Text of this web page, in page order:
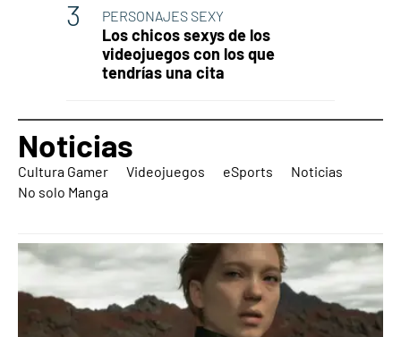
PERSONAJES SEXY
Los chicos sexys de los
videojuegos con los que
tendrías una cita
Noticias
Cultura Gamer Videojuegos eSports
Noticias
No solo Manga